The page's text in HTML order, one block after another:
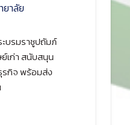
ยาลัย
บรมราชูปถัมภ์
เก่า สนับสนุน
รกิจ พร้อมส่ง